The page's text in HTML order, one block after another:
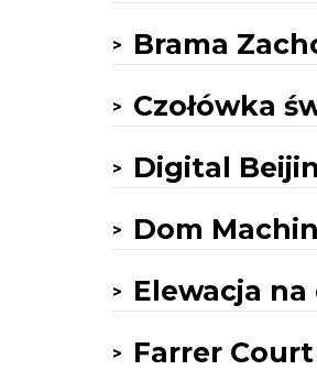
Brama
Czołówka
Digital
Dom
Elewacja
Farrer